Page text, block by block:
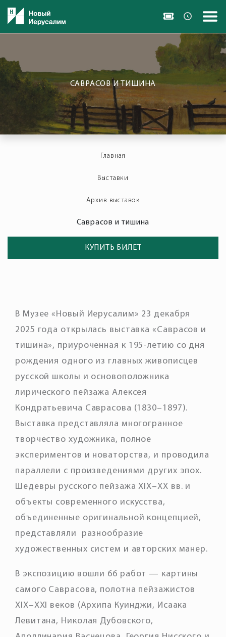
САВРАСОВ И ТИШИНА
Главная
Выставки
Архив выставок
Саврасов и тишина
КУПИТЬ БИЛЕТ
В Музее «Новый Иерусалим» 23 декабря
2025 года открылась выставка«Саврасов и
тишина», приуроченная к 195-летию со дня
рождения одного из главных живописцев
русской школы и основоположника
лирического пейзажа Алексея
Кондратьевича Саврасова (1830–1897).
Выставка представляла многогранное
творчество художника, полное
экспериментов и новаторства, и проводила
параллели с произведениями других эпох.
Шедевры русского пейзажа XIX–XX вв. и
объекты современного искусства,
объединенные оригинальной концепцией,
представляли разнообразие
художественных систем и авторских манер.
В экспозицию вошли 66 работ — картины
самого Саврасова, полотна пейзажистов
XIX–XXI веков (Архипа Куинджи, Исаака
Левитана, Николая Дубовского,